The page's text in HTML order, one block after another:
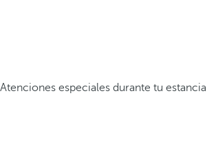
Atenciones especiales durante tu estancia